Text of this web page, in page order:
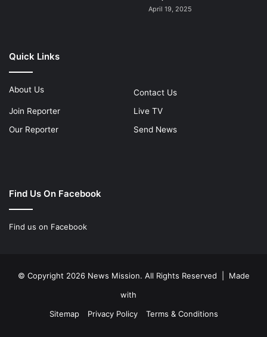
April 19, 2025
Quick Links
About Us
Contact Us
Join Reporter
Live TV
Our Reporter
Send News
Find Us On Facebook
Find us on Facebook
© Copyright 2026 News Mission. All Rights Reserved | Made
with
Sitemap
Privacy Policy Terms & Conditions